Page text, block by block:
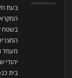
בעת
בשטח
יהודי
בית